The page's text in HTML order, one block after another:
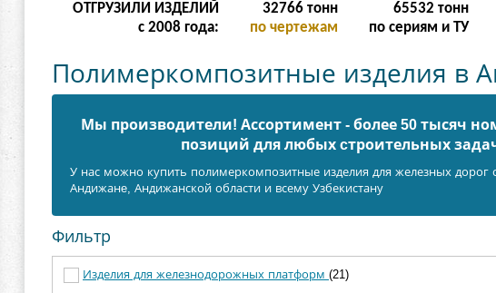
ОТГРУЗИЛИ ИЗДЕЛИЙ
с 2008 года:
131070тонн
по чертежам
238342 тонн
по сериям и ТУ
Полимеркомпозитные изделия в
Мы производители! Ассортимент - более 50 тысяч
позиций для любых cтроительных
У нас можно купить полимеркомпозитные изделия для железных дорог
Андижанe, Андижанской области и всему Узбекистану
Фильтр
Изделия для железнодорожных платформ (21)